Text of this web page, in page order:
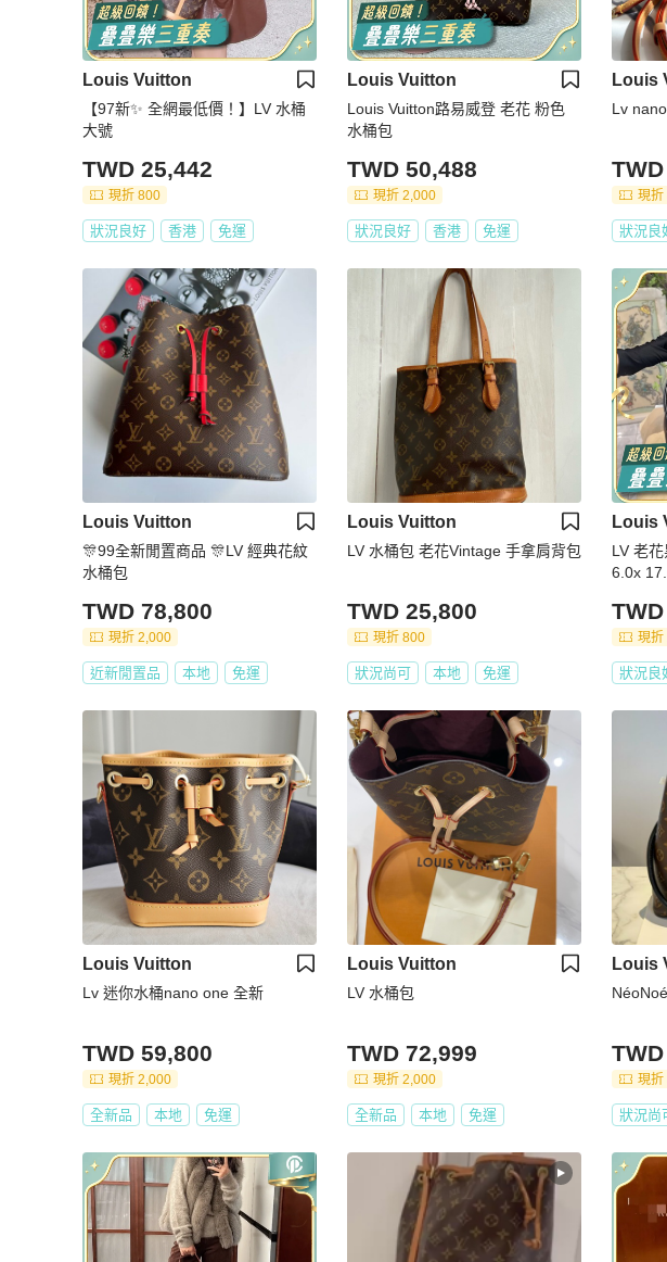
Louis Vuitton
【97新✨ 全網最低價！】LV 水桶
大號
TWD 25,442
現折 800
狀況良好 香港 免運
Louis Vuitton
Louis Vuitton路易威登 老花 粉色
水桶包
TWD 50,488
現折 2,000
狀況良好 香港 免運
Louis
Lv
現折
狀況良
Louis Vuitton
🎊99全新閒置商品 🎊LV 經典花紋
水桶包
TWD 78,800
現折 2,000
近新閒置品 本地 免運
Louis Vuitton
LV 水桶包 老花Vintage 手拿肩背包
TWD 25,800
現折 800
狀況尚可 本地 免運
Louis
LV 老
6.0x
現折
狀況良
Louis Vuitton
Lv 迷你水桶nano one 全新
TWD 59,800
現折 2,000
全新品 本地 免運
Louis Vuitton
LV 水桶包
TWD 72,999
現折 2,000
全新品 本地 免運
Louis
現折
狀況尚